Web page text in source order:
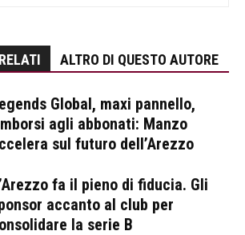
ALTRO DI QUESTO AUTORE
Global, maxi pannello,
agli abbonati: Manzo
sul futuro dell’Arezzo
fa il pieno di fiducia. Gli
accanto al club per
la serie B